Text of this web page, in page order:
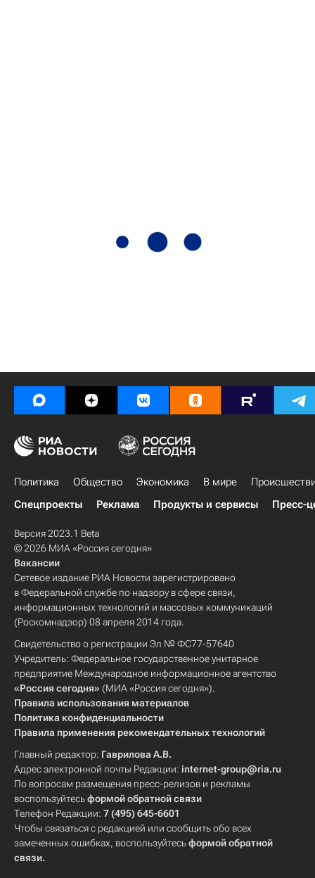
Политика Общество Экономика В мире
Спецпроекты
Реклама Продукты и сервисы Пресс-
Версия 2023.1 Beta
© 2026 МИА «Россия сегодня»
Вакансии
Сетевое издание РИА Новости зарегистрировано
в Федеральной службе по надзору в сфере связи,
информационных технологий и массовых коммуникаций
(Роскомнадзор) 08 апреля 2014 года.
Свидетельство о регистрации Эл № ФС77-57640
Учредитель: Федеральное государственное унитарное
предприятие Международное информационное агентство
«Россия сегодня» (МИА «Россия сегодня»).
Правила использования материалов
Политика конфиденциальности
Правила применения рекомендательных технологий
Главный редактор: Гаврилова А.В.
Адрес электронной почты Редакции: internet-group@ria.ru
По вопросам размещения пресс-релизов и рекламы
воспользуйтесьформой обратной связи
Телефон Редакции: 7 (495) 645-6601
Чтобы связаться с редакцией или сообщить обо всех
замеченных ошибках, воспользуйтесьформой обратной
связи.